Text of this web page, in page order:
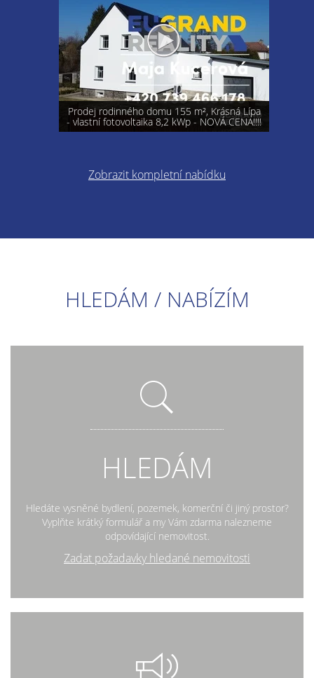
Prodej rodinného domu 155 m², Krásná Lípa
- vlastní fotovoltaika 8,2 kWp - NOVÁ CENA!!!!
Zobrazit kompletní nabídku
HLEDÁM / NABÍZÍM
HLEDÁM
Hledáte vysněné bydlení, pozemek, komerční či jiný prostor?
Vyplňte krátký formulář a my Vám zdarma nalezneme
odpovídající nemovitost.
Zadat požadavky hledané nemovitosti